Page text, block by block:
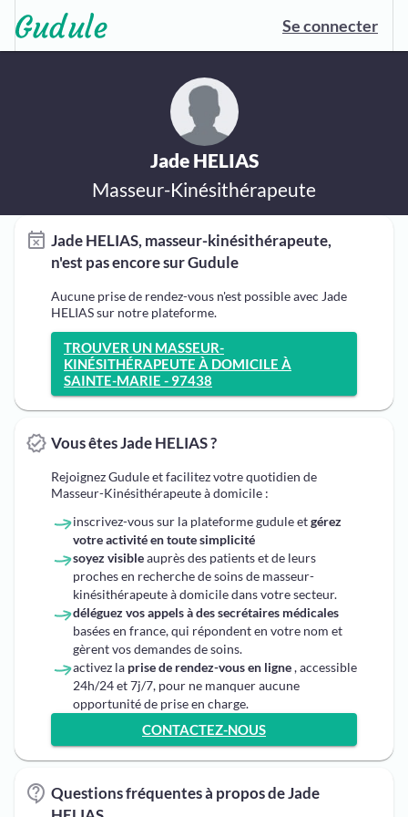
Se connecter
Jade HELIAS
Masseur-Kinésithérapeute
Jade HELIAS, masseur-kinésithérapeute,
n'est pas encore sur Gudule
Aucune prise de rendez-vous n'est possible avec Jade
HELIAS sur notre plateforme.
TROUVER UN MASSEUR-
KINÉSITHÉRAPEUTE À DOMICILE À
SAINTE-MARIE - 97438
Vous êtes Jade HELIAS ?
Rejoignez Gudule et facilitez votre quotidien de
Masseur-Kinésithérapeute à domicile :
inscrivez-vous sur la plateforme gudule etgérez
votre activité en toute simplicité
soyez visibleauprès des patients et de leurs
proches en recherche de soins de masseur-
kinésithérapeute à domicile dans votre secteur.
déléguez vos appels à des secrétaires médicales
basées en france, qui répondent en votre nom et
gèrent vos demandes de soins.
activez la prise de rendez-vous en ligne, accessible
24h/24 et 7j/7, pour ne manquer aucune
opportunité de prise en charge.
CONTACTEZ-NOUS
Questions fréquentes à propos de Jade